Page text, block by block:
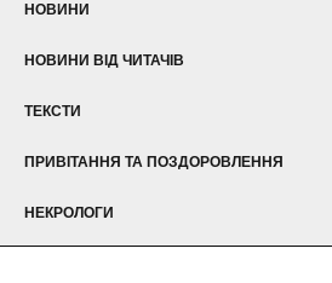
НОВИНИ
НОВИНИ ВІД ЧИТАЧІВ
ТЕКСТИ
ПРИВІТАННЯ ТА ПОЗДОРОВЛЕННЯ
НЕКРОЛОГИ